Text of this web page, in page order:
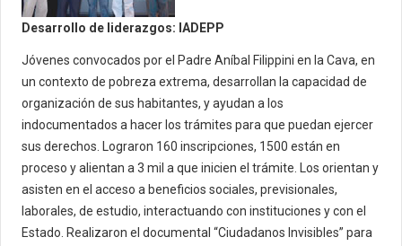
Desarrollo de liderazgos: IADEPP
Jóvenes convocados por el Padre Aníbal Filippini en la Cava, en
un contexto de pobreza extrema, desarrollan la capacidad de
organización de sus habitantes, y ayudan a los
indocumentados a hacer los trámites para que puedan ejercer
sus derechos. Lograron 160 inscripciones, 1500 están en
proceso y alientan a 3 mil a que inicien el trámite. Los orientan y
asisten en el acceso a beneficios sociales, previsionales,
laborales, de estudio, interactuando con instituciones y con el
Estado. Realizaron el documental “Ciudadanos Invisibles” para